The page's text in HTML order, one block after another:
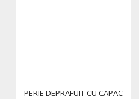
PERIE DEPRAFUIT CU CAPAC